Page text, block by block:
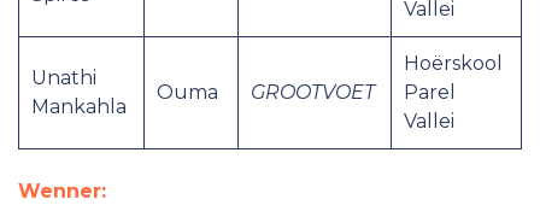
Vallei
Unathi
Mankahla
Ouma GROOTVOET
Hoërskool
Parel
Vallei
Wenner: